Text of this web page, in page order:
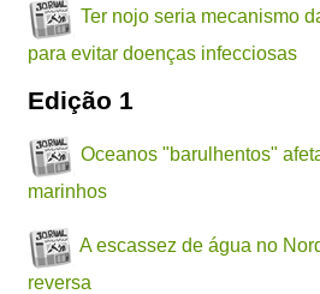
Ter nojo seria mecanismo
para evitar doenças infecciosas
Edição 1
Oceanos "barulhentos"
marinhos
A escassez de água no
reversa